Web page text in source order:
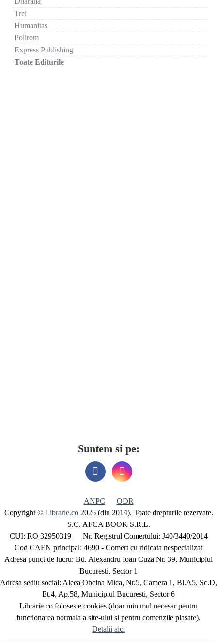
Trei
Humanitas
Polirom
Express Publishing
Toate Editurile
Suntem si pe:
ANPC
ODR
Copyright © Librarie.co 2026 (din 2014). Toate drepturile rezervate.
S.C. AFCA BOOK S.R.L.
CUI: RO 32950319 Nr. Registrul Comertului: J40/3440/2014
Cod CAEN principal: 4690 - Comert cu ridicata nespecializat
Adresa punct de lucru: Bd. Alexandru Ioan Cuza Nr. 39, Municipiul
Bucuresti, Sector 1
Adresa sediu social: Aleea Obcina Mica, Nr.5, Camera 1, Bl.A5, Sc.D,
Et.4, Ap.58, Municipiul Bucuresti, Sector 6
Librarie.co foloseste cookies (doar minimul necesar pentru
functionarea normala a site-ului si pentru comenzile plasate).
Detalii aici